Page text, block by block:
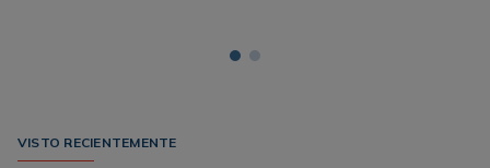
VISTO RECIENTEMENTE